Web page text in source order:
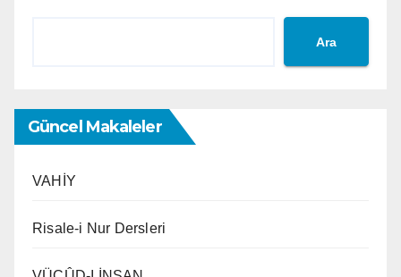
Ara
Güncel Makaleler
VAHİY
Risale-i Nur Dersleri